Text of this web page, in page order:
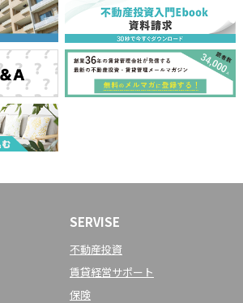
SERVISE
不動産投資
賃貸経営サポート
保険